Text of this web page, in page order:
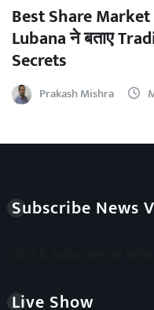
Best Share
Lubana ने बताए
Secrets
Prakash Mishra
Subscribe News
Live Show